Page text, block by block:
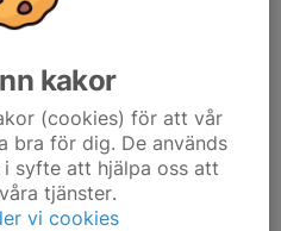
kakor
(cookies) för att vår
bra för dig. De används
syfte att hjälpa oss att
tjänster.
vi cookies